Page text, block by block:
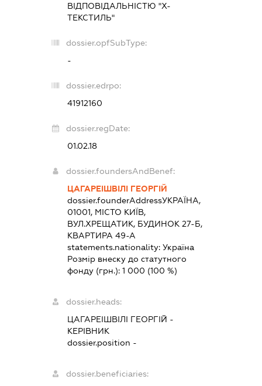
ВІДПОВІДАЛЬНІСТЮ "Х-
ТЕКСТИЛЬ"
dossier.opfSubType:
-
dossier.edrpo:
41912160
dossier.regDate:
01.02.18
dossier.foundersAndBenef:
ЦАГАРЕІШВІЛІ ГЕОРГІЙ
dossier.founderAddressУКРАЇНА,
01001, МІСТО КИЇВ,
ВУЛ.ХРЕЩАТИК, БУДИНОК 27-Б,
КВАРТИРА 49-А
statements.nationality: Україна
Розмір внеску до статутного
фонду (грн.): 1 000 (100 %)
dossier.heads:
ЦАГАРЕІШВІЛІ ГЕОРГІЙ -
КЕРІВНИК
dossier.position -
dossier.beneficiaries: